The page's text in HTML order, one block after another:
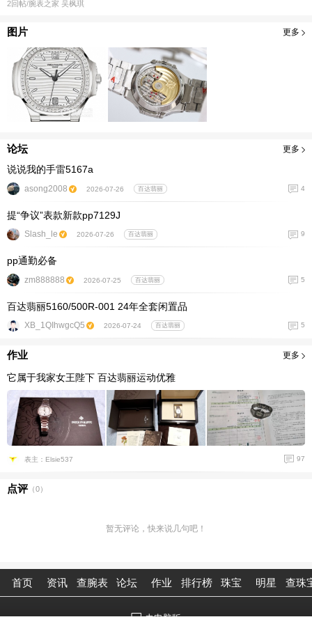
2回帖/腕表之家 吴枫琪
图片 更多
论坛 更多
说说我的手雷5167a
asong2008 2026-07-26 百达翡丽 4
提“争议”表款新款pp7129J
Slash_le 2026-07-26 百达翡丽 9
pp通勤必备
zm888888 2026-07-25 百达翡丽 5
百达翡丽5160/500R-001 24年全套闲置品
XB_1QIhwgcQ5 2026-07-24 百达翡丽 5
作业 更多
它属于我家女王陛下 百达翡丽运动优雅
表主：Elsie537 97
点评（0）
暂无评论，快来说几句吧！
首页 资讯 查腕表 论坛 作业 排行榜 珠宝 明星 查珠
去电脑版